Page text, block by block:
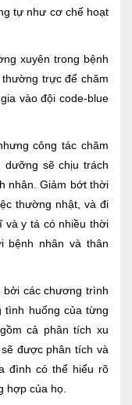
tự như cơ chế hoạt
xuyên trong bệnh
trực để chăm
vào đội code-blue
công tác chăm
sẽ chịu trách
nhân. Giảm bớt thời
thường nhật, và đi
và y tá có nhiều thời
bệnh nhân và thân
bởi các chương trình
tình huống của từng
cả phân tích xu
được phân tích và
đình có thể hiểu rõ
hợp của họ.